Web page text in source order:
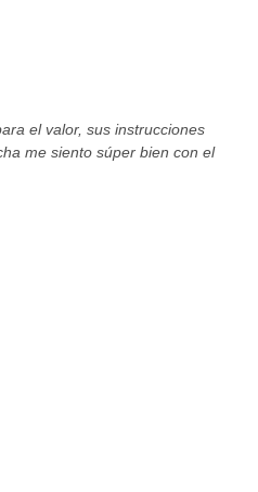
el valor, sus instrucciones
me siento súper bien con el